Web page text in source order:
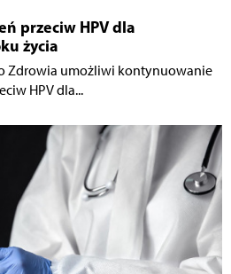
przeciw HPV dla
życia
Zdrowia umożliwi kontynuowanie
HPV dla...